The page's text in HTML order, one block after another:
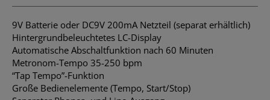
9V Batterie oder DC9V 200mA Netzteil (separat erhältlich)
Hintergrundbeleuchtetes LC-Display
Automatische Abschaltfunktion nach 60 Minuten
Metronom-Tempo 35-250 bpm
“Tap Tempo”-Funktion
Große Bedienelemente (Tempo, Start/Stop)